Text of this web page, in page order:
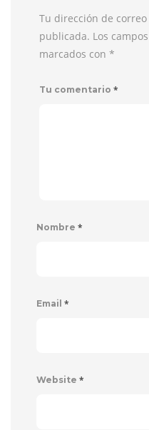
Tu dirección de
publicada. Los
marcados con *
Tu comentario *
Nombre *
Email *
Website *